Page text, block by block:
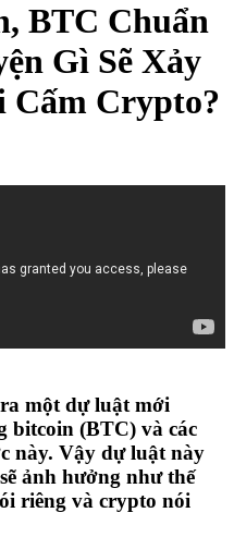
BTC Chuẩn
Gì Sẽ Xảy
Cấm Crypto?
một dự luật mới
bitcoin (BTC) và các
này. Vậy dự luật này
ảnh hưởng như thế
riêng và crypto nói